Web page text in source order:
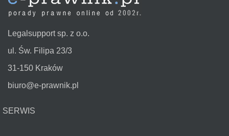
Legalsupport sp. z o.o.
ul. Św. Filipa 23/3
31-150 Kraków
biuro@e-prawnik.pl
SERWIS